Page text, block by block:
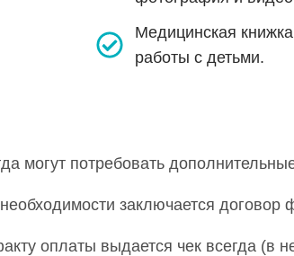
Медицинская
работы с детьми.
могут потребовать
заключается договор
оплаты выдается чек всегда (в